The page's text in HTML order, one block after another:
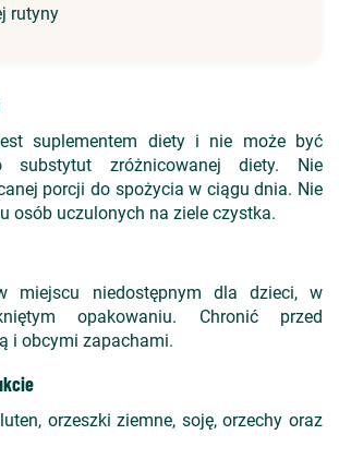
rutyny
suplementem diety i nie może być
substytut zróżnicowanej diety. Nie
porcji do spożycia w ciągu dnia. Nie
osób uczulonych na ziele czystka.
miejscu niedostępnym dla dzieci, w
opakowaniu. Chronić przed
i obcymi zapachami.
orzeszki ziemne, soję, orzechy oraz